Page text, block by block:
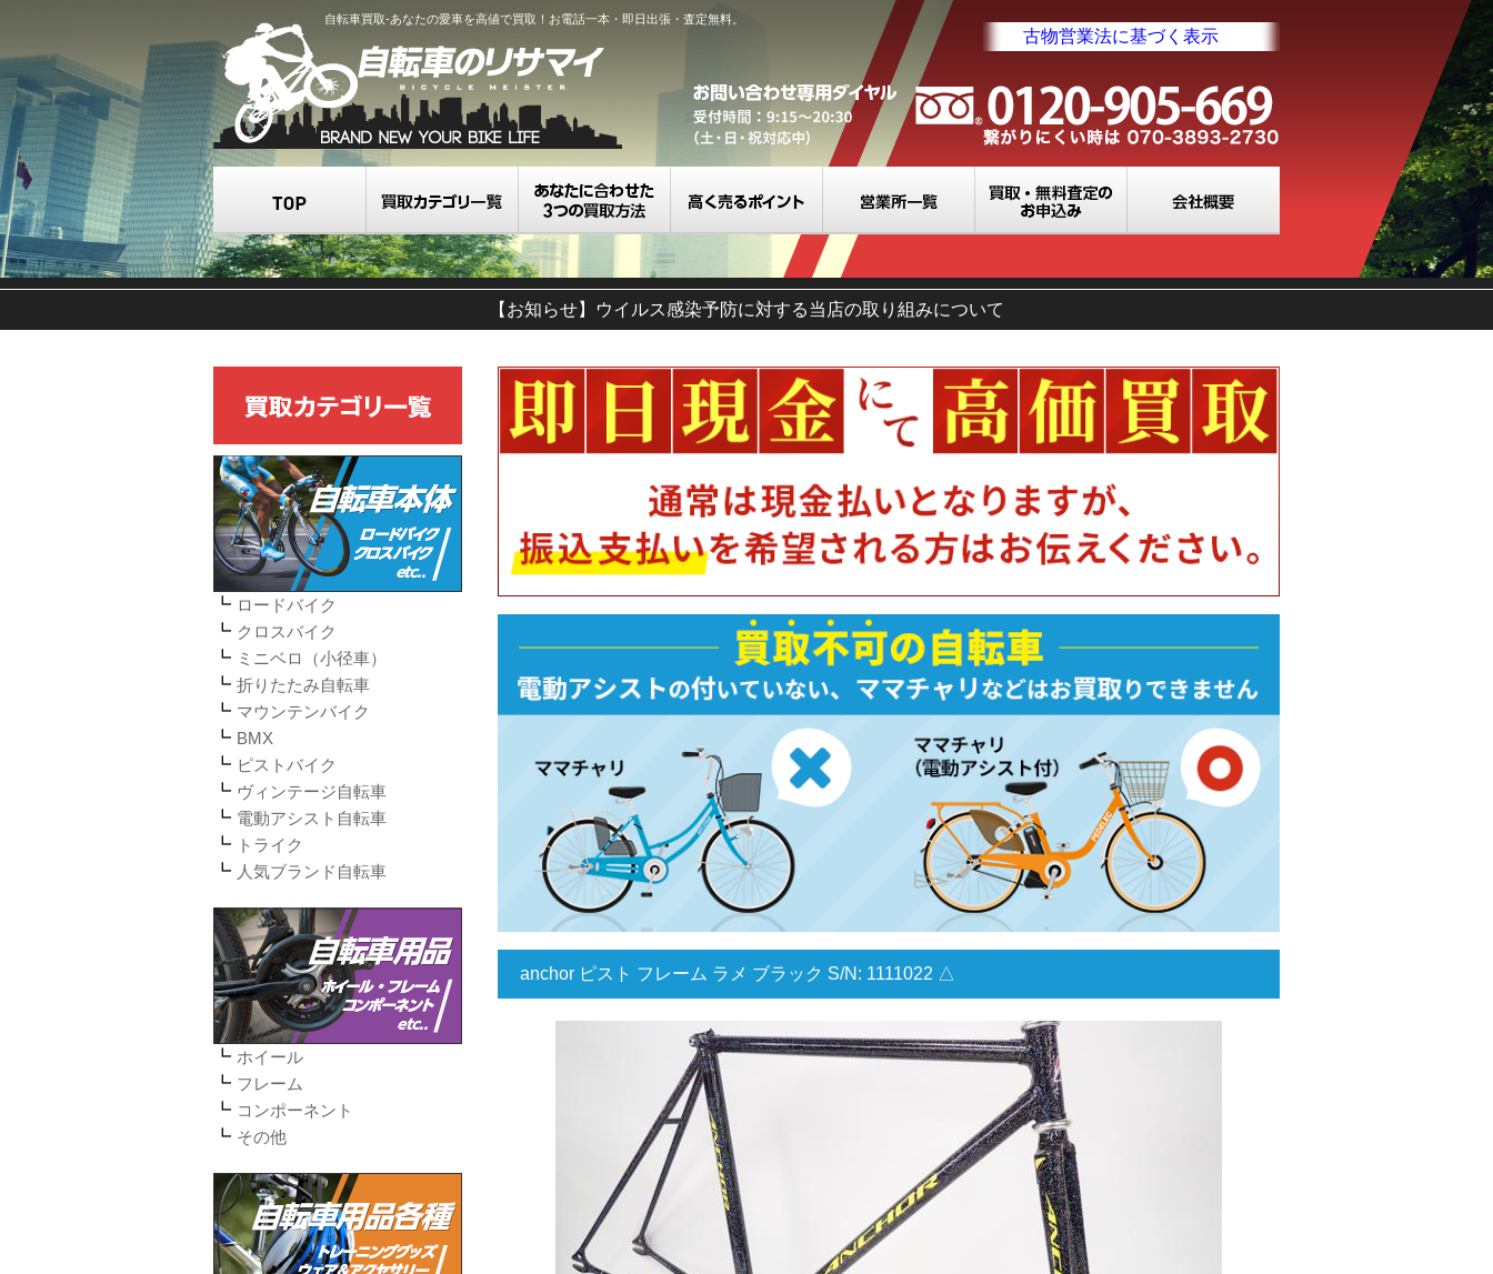
自転車買取-あなたの愛車を高値で買取！お電話一本・即日出張・査定無料。
古物営業法に基づく表示
【お知らせ】ウイルス感染予防に対する当店の取り組みについて
anchor ピスト フレーム ラメ ブラック S/N: 1111022 △
ロードバイク
クロスバイク
ミニベロ（小径車）
折りたたみ自転車
マウンテンバイク
BMX
ピストバイク
ヴィンテージ自転車
電動アシスト自転車
トライク
人気ブランド自転車
ホイール
フレーム
コンポーネント
その他